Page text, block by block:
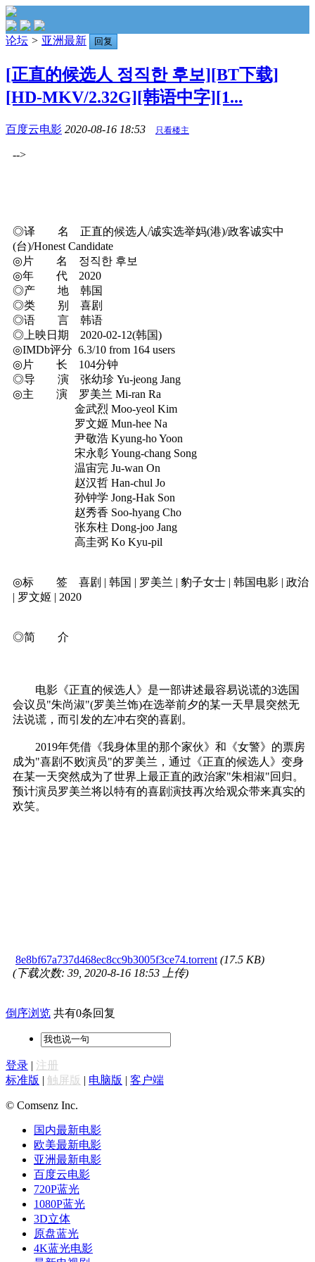
论坛 > 亚洲最新 回复
[正直的候选人 정직한 후보][BT下载]
[HD-MKV/2.32G][韩语中字][1...
百度云电影 2020-08-16 18:53 只看楼主
-->
◎译 名 正直的候选人/诚实选举妈(港)/政客诚实中
(台)/Honest Candidate
◎片 名 정직한 후보
◎年 代 2020
◎产 地 韩国
◎类 别 喜剧
◎语 言 韩语
◎上映日期 2020-02-12(韩国)
◎IMDb评分 6.3/10 from 164 users
◎片 长 104分钟
◎导 演 张幼珍 Yu-jeong Jang
◎主 演 罗美兰 Mi-ran Ra
金武烈 Moo-yeol Kim
罗文姬 Mun-hee Na
尹敬浩 Kyung-ho Yoon
宋永彰 Young-chang Song
温宙完 Ju-wan On
赵汉哲 Han-chul Jo
孙钟学 Jong-Hak Son
赵秀香 Soo-hyang Cho
张东柱 Dong-joo Jang
高圭弼 Ko Kyu-pil
◎标 签 喜剧 | 韩国 | 罗美兰 | 豹子女士 | 韩国电影 | 政治
| 罗文姬 | 2020
◎简 介
电影《正直的候选人》是一部讲述最容易说谎的3选国
会议员"朱尚淑"(罗美兰饰)在选举前夕的某一天早晨突然无
法说谎，而引发的左冲右突的喜剧。
2019年凭借《我身体里的那个家伙》和《女警》的票房
成为"喜剧不败演员"的罗美兰，通过《正直的候选人》变身
在某一天突然成为了世界上最正直的政治家"朱相淑"回归。
预计演员罗美兰将以特有的喜剧演技再次给观众带来真实的
欢笑。
8e8bf67a737d468ec8cc9b3005f3ce74.torrent (17.5 KB)
(下载次数: 39, 2020-8-16 18:53 上传)
倒序浏览 共有0条回复
登录 | 注册
标准版 | 触屏版 | 电脑版 | 客户端
© Comsenz Inc.
国内最新电影
欧美最新电影
亚洲最新电影
百度云电影
720P蓝光
1080P蓝光
3D立体
原盘蓝光
4K蓝光电影